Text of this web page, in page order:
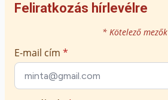
Feliratkozás hírlevélre
* Kötelező mezők
E-mail cím *